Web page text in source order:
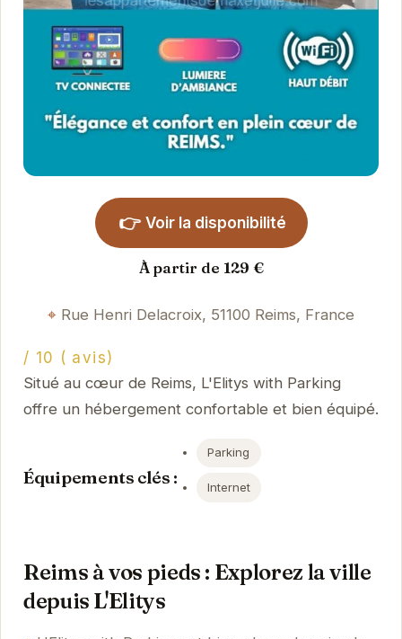
👉 Voir la disponibilité
À partir de 129 €
Rue Henri Delacroix, 51100 Reims, France
/ 10 ( avis)
Situé au cœur de Reims, L'Elitys with Parking
offre un hébergement confortable et bien équipé.
Équipements clés :
Parking
Internet
Reims à vos pieds : Explorez la ville
depuis L'Elitys